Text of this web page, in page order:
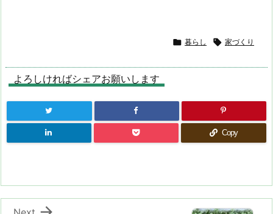
 暮らし  家づくり
よろしければシェアお願いします
Copy